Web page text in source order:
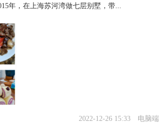
年，在上海苏河湾做七层别墅，带...
2022-12-26 15:33 电脑端